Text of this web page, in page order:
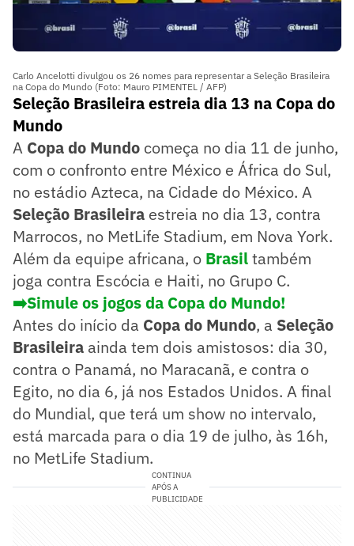
Carlo Ancelotti divulgou os 26 nomes para representar a Seleção Brasileira
na Copa do Mundo (Foto: Mauro PIMENTEL / AFP)
Seleção Brasileira estreia dia 13 na Copa do
Mundo
A Copa do Mundo começa no dia 11 de junho,
com o confronto entre México e África do Sul,
no estádio Azteca, na Cidade do México. A
Seleção Brasileira estreia no dia 13, contra
Marrocos, no MetLife Stadium, em Nova York.
Além da equipe africana, o Brasiltambém
joga contra Escócia e Haiti, no Grupo C.
➡️Simule os jogos da Copa do Mundo!
Antes do início da Copa do Mundo, a Seleção
Brasileira ainda tem dois amistosos: dia 30,
contra o Panamá, no Maracanã, e contra o
Egito, no dia 6, já nos Estados Unidos. A final
do Mundial, que terá um show no intervalo,
está marcada para o dia 19 de julho, às 16h,
no MetLife Stadium.
CONTINUA
APÓS A
PUBLICIDADE